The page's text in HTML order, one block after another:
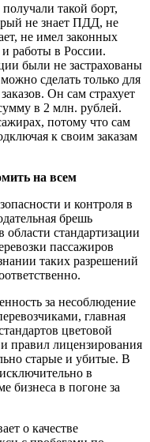
такой борт,
не знает ПДД, не
не имел законных
работы в России.
были не застрахованы
сделать только для
Он сам страхует
в 2 млн. рублей.
потому что сам
к своим заказам
на всем
и контроля в
брешь
области стандартизации
пассажиров
таких разрешений
за несоблюдение
главная
цветовой
правил лицензирования
старые и убитые. В
в
бизнеса в погоне за
о качестве